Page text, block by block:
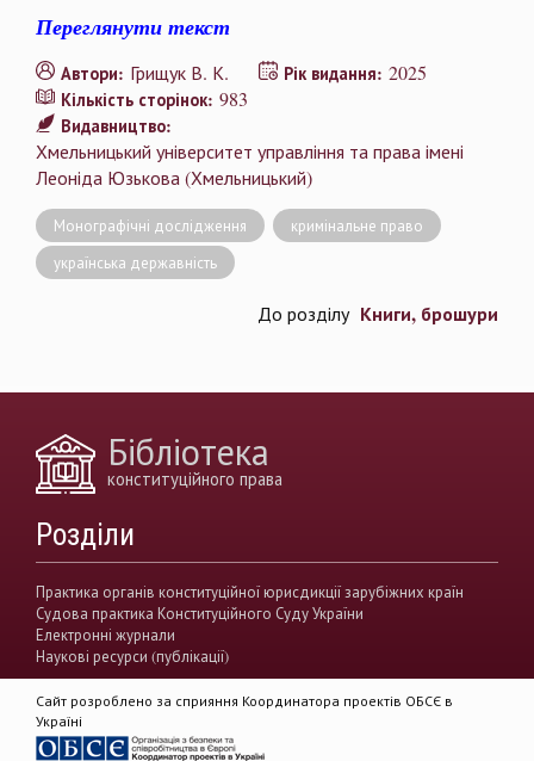
Переглянути текст
Автори: Грищук В. К. Рік видання: 2025
Кількість сторінок: 983
Видавництво:
Хмельницький університет управління та права імені
Леоніда Юзькова (Хмельницький)
Монографічні дослідження
кримінальне право
українська державність
До розділу Книги, брошури
Бібліотека
конституційного права
Розділи
Практика органів конституційної юрисдикції зарубіжних країн
Судова практика Конституційного Суду України
Електронні журнали
Наукові ресурси (публікації)
Сайт розроблено за сприяння Координатора проектів ОБСЄ в
Україні